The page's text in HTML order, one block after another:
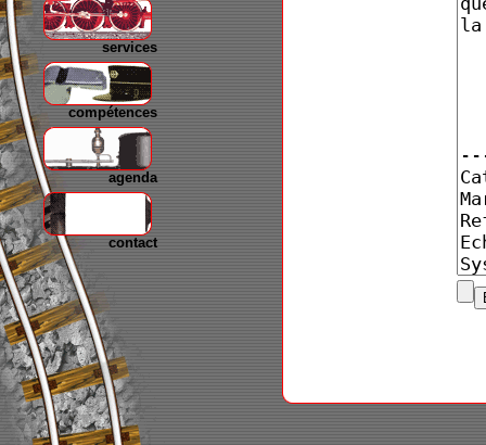
services
compétences
agenda
contact